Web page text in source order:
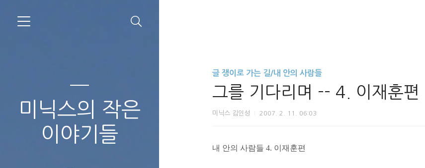
미닉스의 작은
이야기들
글 쟁이로 가는 길/내 안의 사람들
그를 기다리며 -- 4. 이재훈편
미닉스 김인성 2007. 2. 11. 06:03
내 안의 사람들 4. 이재훈편